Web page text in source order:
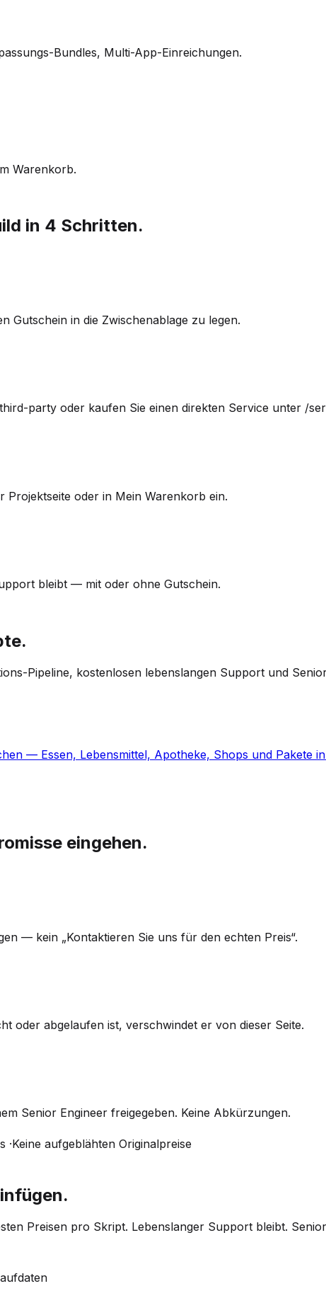
Bundles, Multi-App-Einreichungen.
Warenkorb.
in 4 Schritten.
Gutschein in die Zwischenablage zu legen.
party oder kaufen Sie einen direkten Service unter /
Projektseite oder in Mein Warenkorb ein.
bleibt — mit oder ohne Gutschein.
Pipeline, kostenlosen lebenslangen Support und
— Essen, Lebensmittel, Apotheke, Shops und Pakete
eingehen.
— kein „Kontaktieren Sie uns für den echten Preis“.
oder abgelaufen ist, verschwindet er von dieser Seite.
Senior Engineer freigegeben. Keine Abkürzungen.
·Keine aufgeblähten Originalpreise
Preisen pro Skript. Lebenslanger Support bleibt.